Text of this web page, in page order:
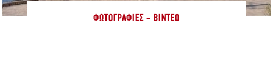
ΦΩΤΟΓΡΑΦΊΕΣ - ΒΊΝΤΕΟ